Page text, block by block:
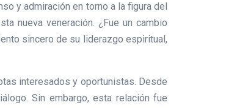
y admiración en torno a la figura del
nueva veneración. ¿Fue un cambio
sincero de su liderazgo espiritual,
interesados y oportunistas. Desde
Sin embargo, esta relación fue